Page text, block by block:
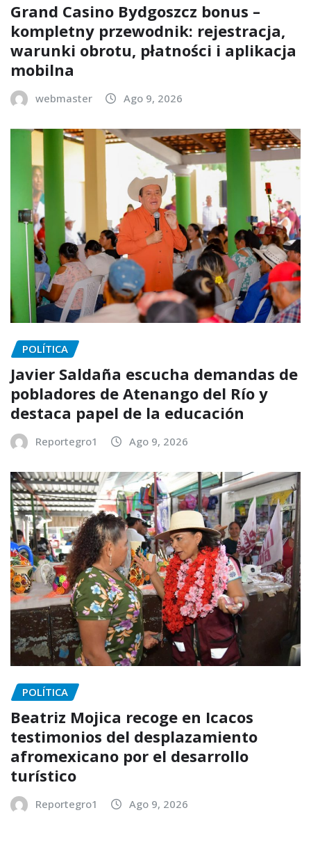
Grand Casino Bydgoszcz bonus –
kompletny przewodnik: rejestracja,
warunki obrotu, płatności i aplikacja
mobilna
webmaster Ago 9, 2026
POLÍTICA
Javier Saldaña escucha demandas de
pobladores de Atenango del Río y
destaca papel de la educación
Reportegro1 Ago 9, 2026
POLÍTICA
Beatriz Mojica recoge en Icacos
testimonios del desplazamiento
afromexicano por el desarrollo
turístico
Reportegro1 Ago 9, 2026